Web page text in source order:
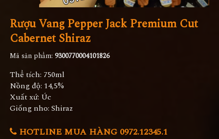
Rượu Vang Pepper Jack Premium Cut
Cabernet Shiraz
Mã sản phẩm: 9300770004101826
Thể tích: 750ml
Nồng độ: 14,5%
Xuất xứ: Úc
Giống nho: Shiraz
HOTLINE MUA HÀNG 0972.12345.1